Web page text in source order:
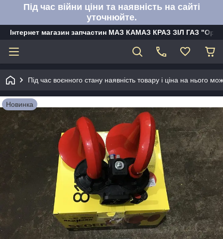
Під час війни ціни та наявність на сайті
уточнюйте.
Інтернет магазин запчастин МАЗ КАМАЗ КРАЗ ЗІЛ ГАЗ
Під час воєнного стану наявність товару і ціна на нього
Новинка